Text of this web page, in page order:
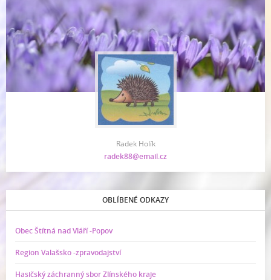
Radek Holík
radek88@email.cz
OBLÍBENÉ ODKAZY
Obec Štítná nad Vláří -Popov
Region Valašsko -zpravodajství
Hasičský záchranný sbor Zlínského kraje